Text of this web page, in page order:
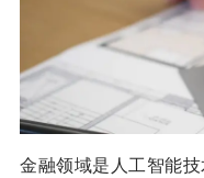
金融领域是人工智能技